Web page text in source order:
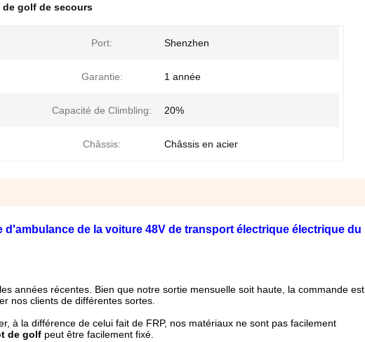
golf de secours
Port: Shenzhen
Garantie: 1 année
Capacité de Climbling: 20%
Châssis: Châssis en acier
de la voiture 48V de transport électrique électrique du
années récentes. Bien que notre sortie mensuelle soit haute, la commande est
nos clients de différentes sortes.
à la différence de celui fait de FRP, nos matériaux ne sont pas facilement
de golf peut être facilement fixé.